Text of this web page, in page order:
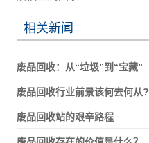
相关新闻
废品回收：从“垃圾”到“宝藏”
废品回收行业前景该何去何从?
废品回收站的艰辛路程